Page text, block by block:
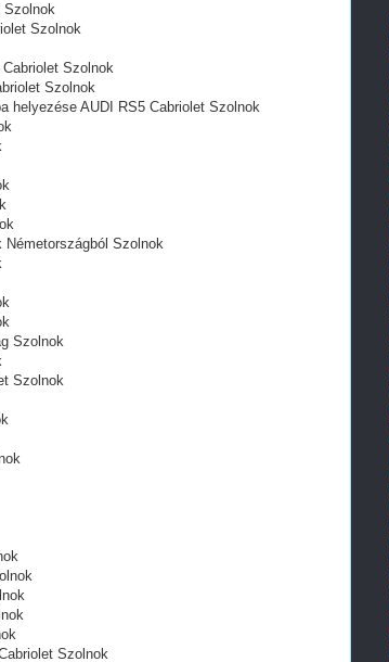
Szolnok
Szolnok
Szolnok
Szolnok
helyezése AUDI RS5 Cabriolet Szolnok
Németországból Szolnok
Szolnok
Szolnok
Szolnok